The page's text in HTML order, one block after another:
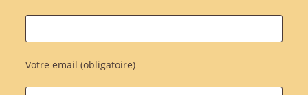
Votre email (obligatoire)